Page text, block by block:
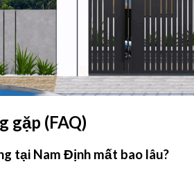
gặp (FAQ)
tại Nam Định mất bao lâu?